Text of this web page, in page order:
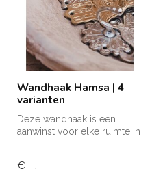
Wandhaak Hamsa | 4
varianten
Deze wandhaak is een
aanwinst voor elke ruimte in
€--,--